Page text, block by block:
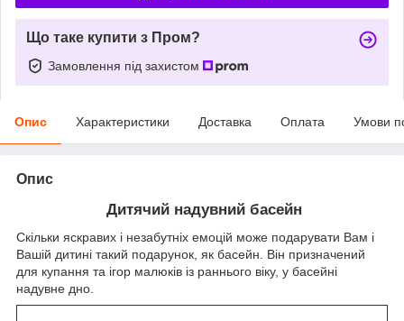
Що таке купити з Пром?
Замовлення під захистом
Опис Характеристики Доставка Оплата Умови
Опис
Дитячий надувний басейн
Скільки яскравих і незабутніх емоцій може подарувати Вам і
Вашій дитині такий подарунок, як басейн. Він призначений
для купання та ігор малюків із раннього віку, у басейні
надувне дно.